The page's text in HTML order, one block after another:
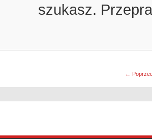
szukasz.
←